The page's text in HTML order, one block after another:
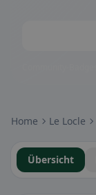
Home Le Locle
Übersicht